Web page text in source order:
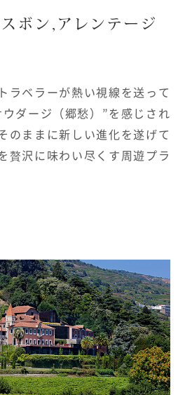
ボン,アレンテージ
ラベラーが熱い視線を送って
ダージ（郷愁）”を感じされ
のままに新しい進化を遂げて
贅沢に味わい尽くす周遊プラ